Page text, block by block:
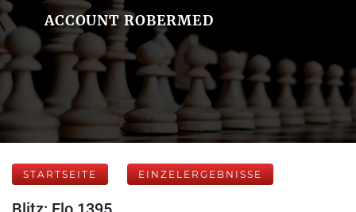
ACCOUNT ROBERMED
STARTSEITE EINZELERGEBNISSE